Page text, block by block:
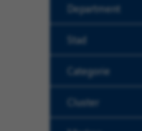
Stad
Categorie
Department
Cluster